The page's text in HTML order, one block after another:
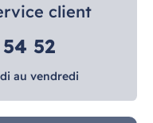
client
52
au vendredi